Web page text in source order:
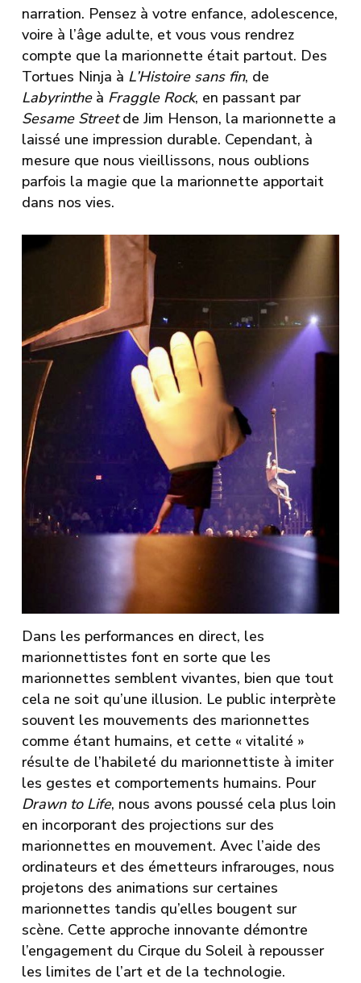
narration. Pensez à votre enfance, adolescence,
voire à l’âge adulte, et vous vous rendrez
compte que la marionnette était partout. Des
Tortues Ninja à L’Histoire sans fin, de
Labyrintheà Fraggle Rock, en passant par
Sesame Streetde Jim Henson, la marionnette a
laissé une impression durable. Cependant, à
mesure que nous vieillissons, nous oublions
parfois la magie que la marionnette apportait
dans nos vies.
Dans les performances en direct, les
marionnettistes font en sorte que les
marionnettes semblent vivantes, bien que tout
cela ne soit qu’une illusion. Le public interprète
souvent les mouvements des marionnettes
comme étant humains, et cette « vitalité »
résulte de l’habileté du marionnettiste à imiter
les gestes et comportements humains. Pour
Drawn to Life, nous avons poussé cela plus loin
en incorporant des projections sur des
marionnettes en mouvement. Avec l’aide des
ordinateurs et des émetteurs infrarouges, nous
projetons des animations sur certaines
marionnettes tandis qu’elles bougent sur
scène. Cette approche innovante démontre
l’engagement du Cirque du Soleil à repousser
les limites de l’art et de la technologie.